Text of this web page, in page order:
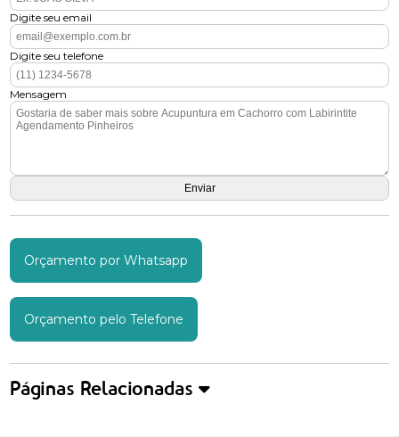
Digite seu email
Digite seu telefone
Mensagem
Orçamento por Whatsapp
Orçamento pelo Telefone
Páginas Relacionadas